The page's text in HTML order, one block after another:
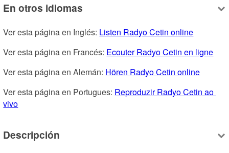
En otros idiomas
Ver esta página en Inglés: Listen Radyo Cetin online
Ver esta página en Francés: Ecouter Radyo Cetin en ligne
Ver esta página en Alemán: Hören Radyo Cetin online
Ver esta página en Portugues: Reproduzir Radyo Cetin ao
vivo
Descripción